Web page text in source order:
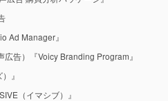
Ad Manager』
告）『Voicy Branding Program』
』
（イマシブ）』